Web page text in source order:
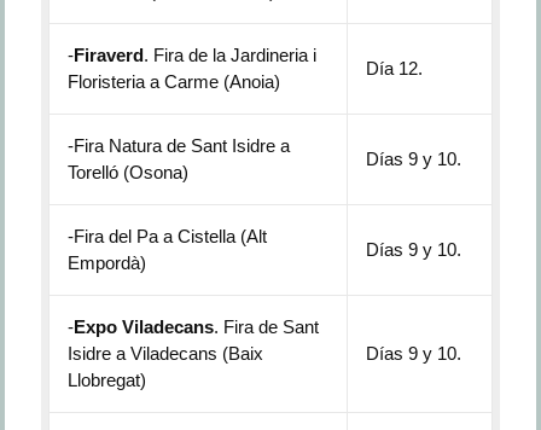
-Firaverd. Fira de la Jardineria i
Floristeria a Carme (Anoia)
Día 12.
-Fira Natura de Sant Isidre a
Torelló (Osona)
Días 9 y 10.
-Fira del Pa a Cistella (Alt
Empordà)
Días 9 y 10.
-Expo Viladecans. Fira de Sant
Isidre a Viladecans (Baix
Llobregat)
Días 9 y 10.